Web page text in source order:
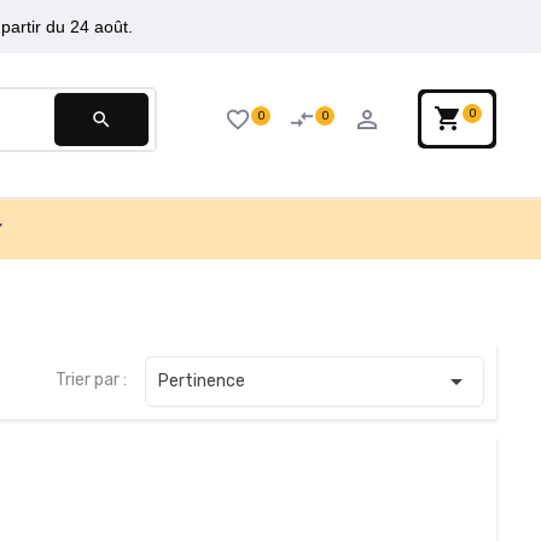
du 24 août.
shopping_cart 0
person_outline
compare_arrows 0
favorite_border 0
search
Trier par : Pertinence 